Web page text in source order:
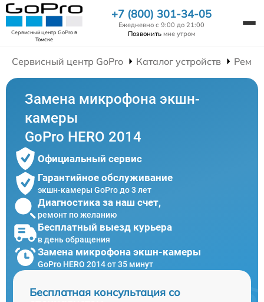
Сервисный центр GoProв
Томске
+7 (800) 301-34-05
Ежедневно с 9:00 до 21:00
Позвонить мне утром
Сервисный центр GoPro Каталог устройств
Замена микрофона экшн-
камеры
GoPro HERO 2014
Официальный сервис
Гарантийное обслуживание
экшн-камеры GoPro до 3 лет
Диагностика за наш счет,
ремонт по желанию
Бесплатный выезд курьера
в день обращения
Замена микрофона экшн-камеры
GoPro HERO 2014 от 35 минут
Бесплатная консультация со